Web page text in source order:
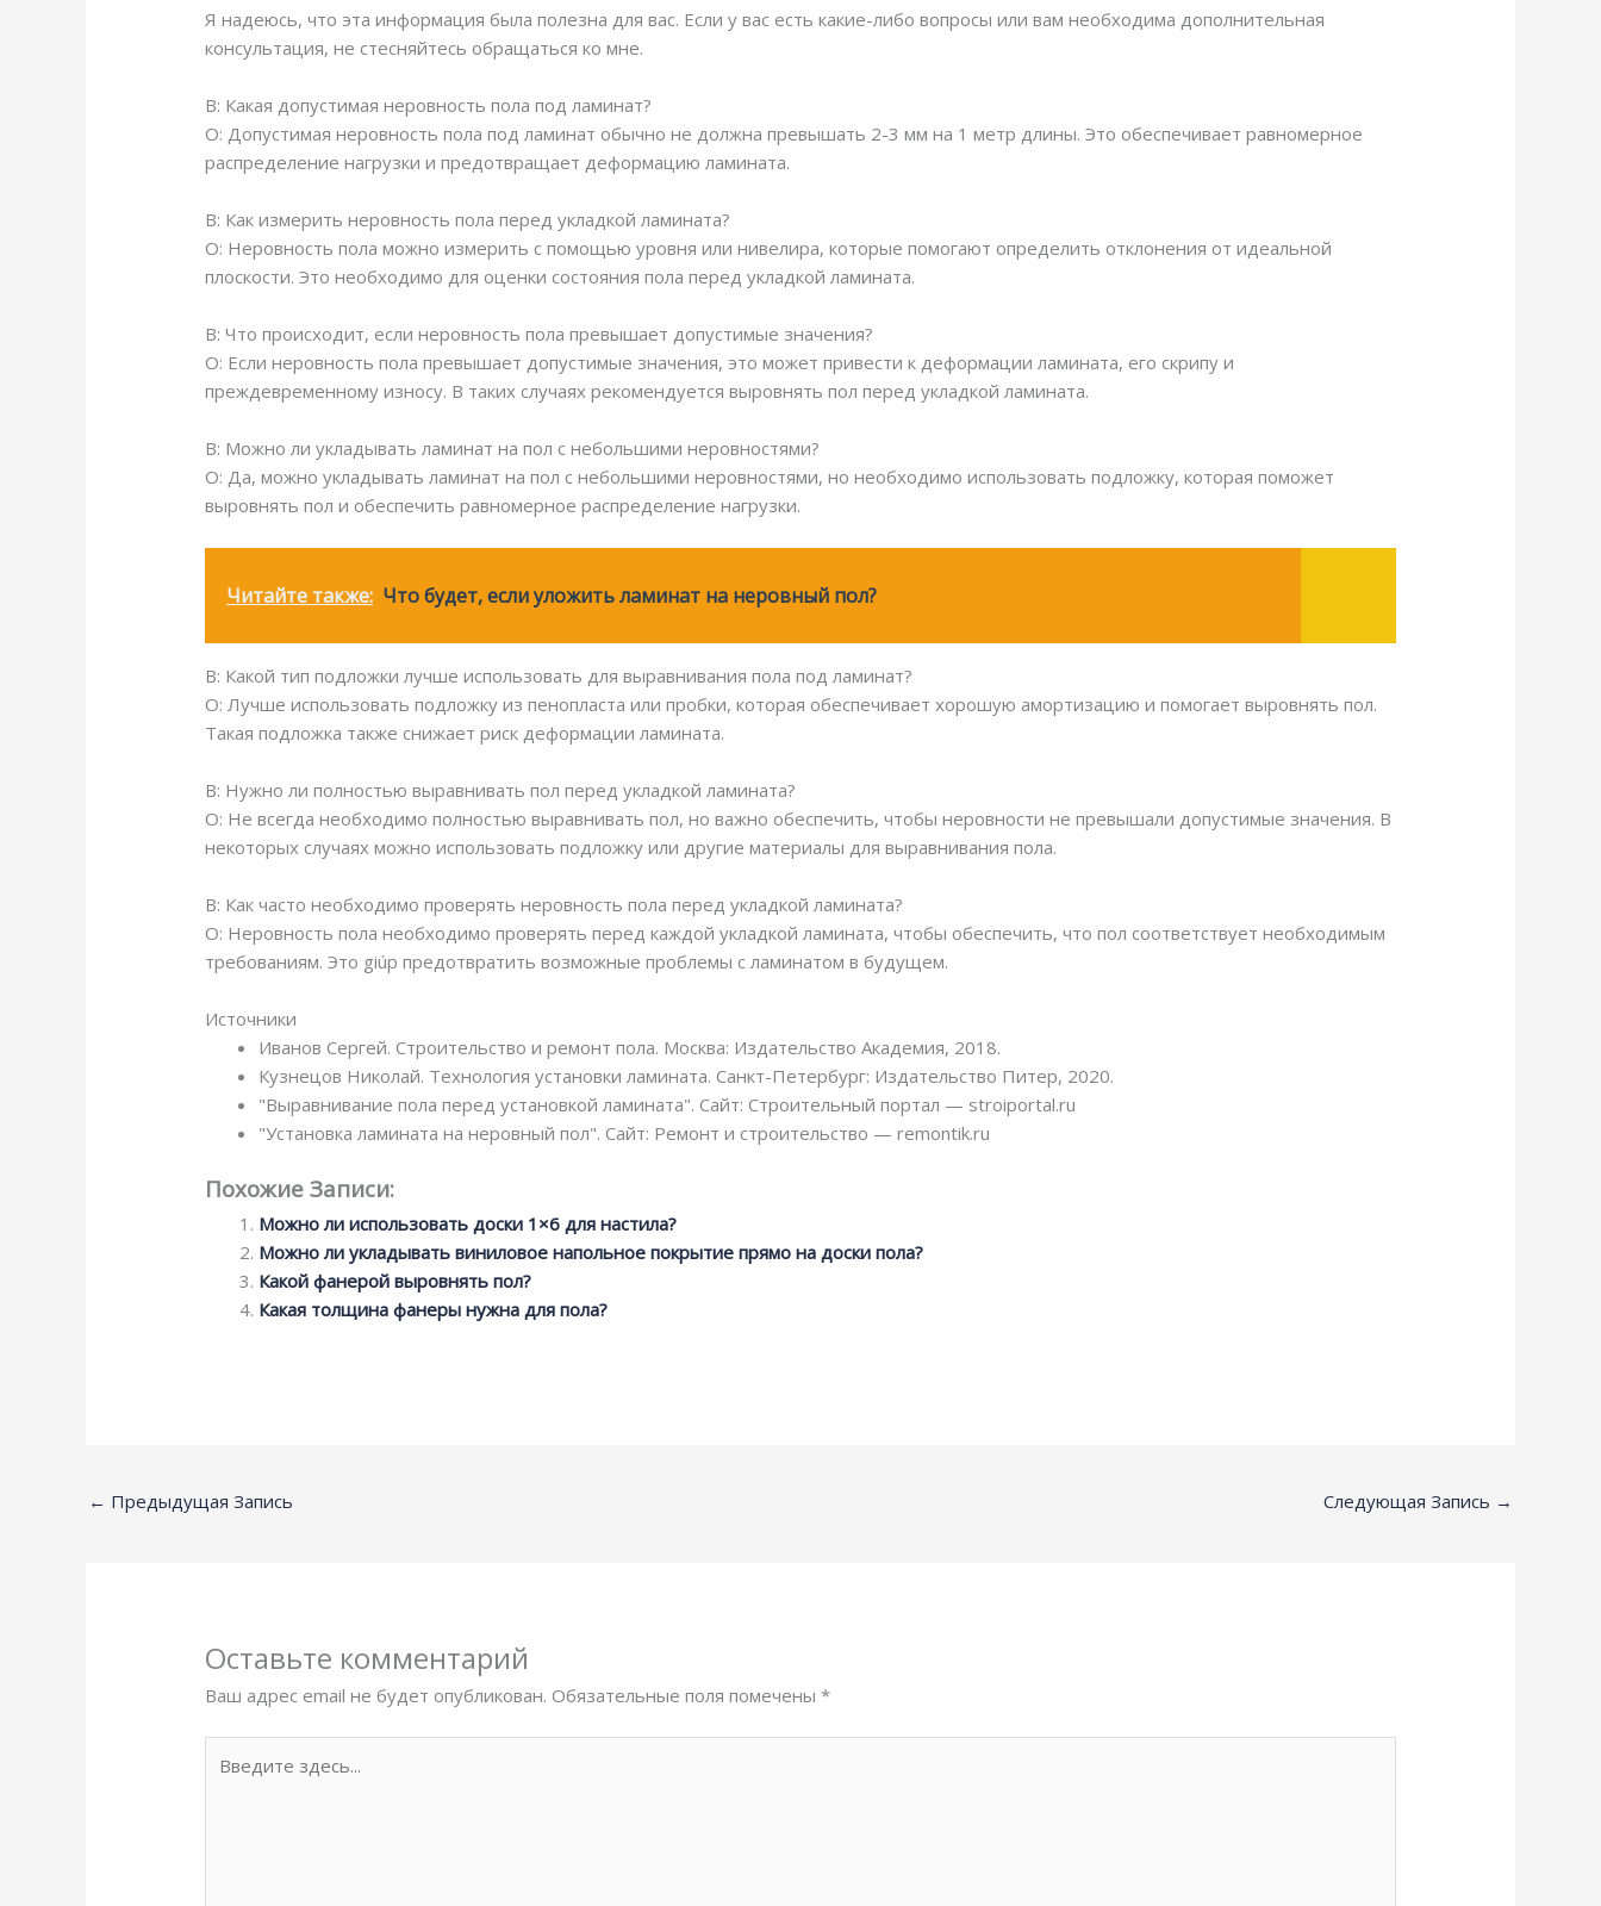
Я надеюсь, что эта информация была полезна для вас. Если у вас есть какие-либо вопросы или вам необходима дополнительная
консультация, не стесняйтесь обращаться ко мне.
В: Какая допустимая неровность пола под ламинат?
О: Допустимая неровность пола под ламинат обычно не должна превышать 2-3 мм на 1 метр длины. Это обеспечивает равномерное
распределение нагрузки и предотвращает деформацию ламината.
В: Как измерить неровность пола перед укладкой ламината?
О: Неровность пола можно измерить с помощью уровня или нивелира, которые помогают определить отклонения от идеальной
плоскости. Это необходимо для оценки состояния пола перед укладкой ламината.
В: Что происходит, если неровность пола превышает допустимые значения?
О: Если неровность пола превышает допустимые значения, это может привести к деформации ламината, его скрипу и
преждевременному износу. В таких случаях рекомендуется выровнять пол перед укладкой ламината.
В: Можно ли укладывать ламинат на пол с небольшими неровностями?
О: Да, можно укладывать ламинат на пол с небольшими неровностями, но необходимо использовать подложку, которая поможет
выровнять пол и обеспечить равномерное распределение нагрузки.
Читайте также: Что будет, если уложить ламинат на неровный пол?
В: Какой тип подложки лучше использовать для выравнивания пола под ламинат?
О: Лучше использовать подложку из пенопласта или пробки, которая обеспечивает хорошую амортизацию и помогает выровнять пол.
Такая подложка также снижает риск деформации ламината.
В: Нужно ли полностью выравнивать пол перед укладкой ламината?
О: Не всегда необходимо полностью выравнивать пол, но важно обеспечить, чтобы неровности не превышали допустимые значения. В
некоторых случаях можно использовать подложку или другие материалы для выравнивания пола.
В: Как часто необходимо проверять неровность пола перед укладкой ламината?
О: Неровность пола необходимо проверять перед каждой укладкой ламината, чтобы обеспечить, что пол соответствует необходимым
требованиям. Это giúp предотвратить возможные проблемы с ламинатом в будущем.
Источники
Иванов Сергей. Строительство и ремонт пола. Москва: Издательство Академия, 2018.
Кузнецов Николай. Технология установки ламината. Санкт-Петербург: Издательство Питер, 2020.
"Выравнивание пола перед установкой ламината". Сайт: Строительный портал — stroiportal.ru
"Установка ламината на неровный пол". Сайт: Ремонт и строительство — remontik.ru
Похожие Записи:
Можно ли использовать доски 1×6 для настила?
Можно ли укладывать виниловое напольное покрытие прямо на доски пола?
Какой фанерой выровнять пол?
Какая толщина фанеры нужна для пола?
← Предыдущая Запись Следующая Запись →
Оставьте комментарий
Ваш адрес email не будет опубликован. Обязательные поля помечены*
здесь...